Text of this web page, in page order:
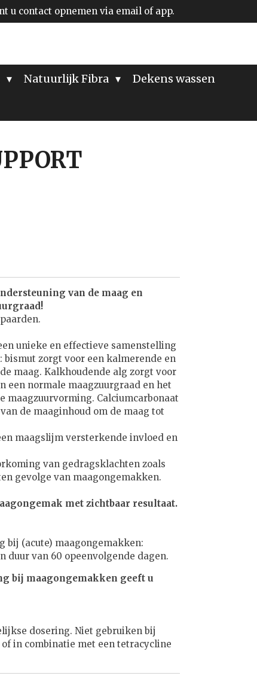
u contact opnemen via email of app.
Natuurlijk Fibra Dekens wassen
van de maag en
unieke en effectieve samenstelling
zorgt voor een kalmerende en
maag. Kalkhoudende alg zorgt voor
een normale maagzuurgraad en het
maagzuurvorming. Calciumcarbonaat
de maaginhoud om de maag tot
maagslijm versterkende invloed en
van gedragsklachten zoals
gevolge van maagongemakken.
met zichtbaar resultaat.
bij (acute) maagongemakken:
duur van 60 opeenvolgende dagen.
bij maagongemakken geeft u
dosering. Niet gebruiken bij
in combinatie met een tetracycline